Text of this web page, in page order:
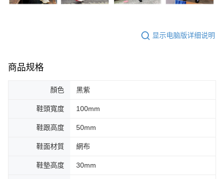
显示电脑版详细说明
商品规格
顏色 黑紫
鞋頭寬度 100mm
鞋跟高度 50mm
鞋面材質 網布
鞋墊高度 30mm